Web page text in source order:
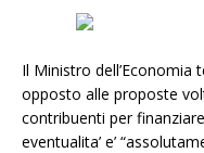
Il Ministro dell’Economia
opposto alle proposte
contribuenti per
eventualita’ e’